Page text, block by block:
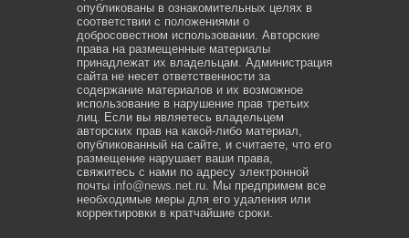
опубликованы в ознакомительных целях в
соответствии с положениями о
добросовестном использовании. Авторские
права на размещенные материалы
принадлежат их владельцам. Администрация
сайта не несет ответственности за
содержание материалов и их возможное
использование в нарушение прав третьих
лиц. Если вы являетесь владельцем
авторских прав на какой-либо материал,
опубликованный на сайте, и считаете, что его
размещение нарушает ваши права,
свяжитесь с нами по адресу электронной
почты info@news.net.ru . Мы предпримем все
необходимые меры для его удаления или
корректировки в кратчайшие сроки.